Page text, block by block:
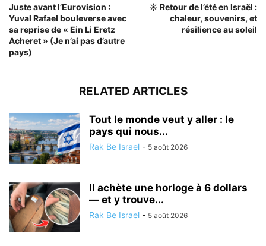
Juste avant l’Eurovision :
Yuval Rafael bouleverse avec
sa reprise de « Ein Li Eretz
Acheret » (Je n’ai pas d’autre
pays)
☀️ Retour de l’été en Israël :
chaleur, souvenirs, et
résilience au soleil
RELATED ARTICLES
Tout le monde veut y aller : le
pays qui nous...
Rak Be Israel - 5 août 2026
Il achète une horloge à 6 dollars
— et y trouve...
Rak Be Israel - 5 août 2026